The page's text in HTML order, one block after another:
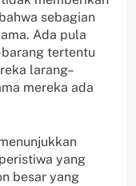
sebagian
Ada pula
tertentu
larang–
mereka ada
yang
besar yang